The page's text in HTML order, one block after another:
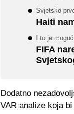
Svjetsko
Haiti
I to je
FIFA
Dodatno
VAR analize koja